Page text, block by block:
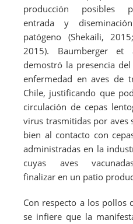
producción posibles
entrada y
patógeno (Shekaili,
2015). Baumbergeret
demostró la presencia
enfermedad en aves de
Chile, justificando que
circulación de cepas
virus trasmitidas por aves
bien al contacto con
administradas en la
cuyas aves
finalizar en un patio
Con respecto a los pollos
se infiere que la